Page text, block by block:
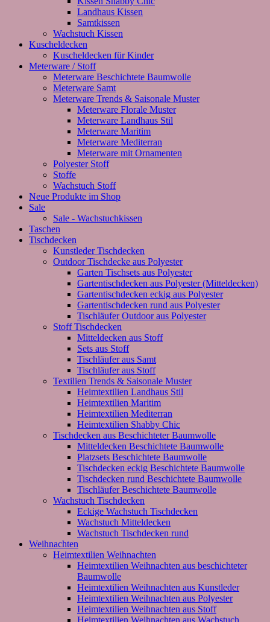
Landhaus Kissen
Samtkissen
Wachstuch Kissen
Kuscheldecken
Kuscheldecken für Kinder
Meterware / Stoff
Meterware Beschichtete Baumwolle
Meterware Samt
Meterware Trends & Saisonale Muster
Meterware Florale Muster
Meterware Landhaus Stil
Meterware Maritim
Meterware Mediterran
Meterware mit Ornamenten
Polyester Stoff
Stoffe
Wachstuch Stoff
Neue Produkte im Shop
Sale
Sale - Wachstuchkissen
Taschen
Tischdecken
Kunstleder Tischdecken
Outdoor Tischdecke aus Polyester
Garten Tischsets aus Polyester
Gartentischdecken aus Polyester (Mitteldecken)
Gartentischdecken eckig aus Polyester
Gartentischdecken rund aus Polyester
Tischläufer Outdoor aus Polyester
Stoff Tischdecken
Mitteldecken aus Stoff
Sets aus Stoff
Tischläufer aus Samt
Tischläufer aus Stoff
Textilien Trends & Saisonale Muster
Heimtextilien Landhaus Stil
Heimtextilien Maritim
Heimtextilien Mediterran
Heimtextilien Shabby Chic
Tischdecken aus Beschichteter Baumwolle
Mitteldecken Beschichtete Baumwolle
Platzsets Beschichtete Baumwolle
Tischdecken eckig Beschichtete Baumwolle
Tischdecken rund Beschichtete Baumwolle
Tischläufer Beschichtete Baumwolle
Wachstuch Tischdecken
Eckige Wachstuch Tischdecken
Wachstuch Mitteldecken
Wachstuch Tischdecken rund
Weihnachten
Heimtextilien Weihnachten
Heimtextilien Weihnachten aus beschichteter
Baumwolle
Heimtextilien Weihnachten aus Kunstleder
Heimtextilien Weihnachten aus Polyester
Heimtextilien Weihnachten aus Stoff
Heimtextilien Weihnachten aus Wachstuch